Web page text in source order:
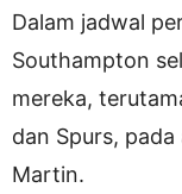
Dalam jadwal
Southampton
mereka,
dan Spurs,
Martin.